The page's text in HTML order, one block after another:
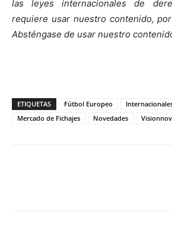
las leyes internacionales de
requiere usar nuestro contenido,
Absténgase de usar nuestro
ETIQUETAS Fútbol Europeo
Mercado de Fichajes
Novedades